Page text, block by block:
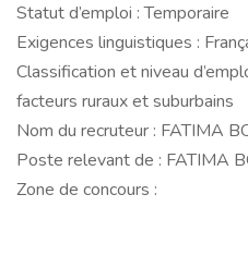
Statut d’emploi : Temporaire
Exigences linguistiques :
Classification et niveau
facteurs ruraux et suburbains
Nom du recruteur : FATIMA
Poste relevant de : FATIMA
Zone de concours :